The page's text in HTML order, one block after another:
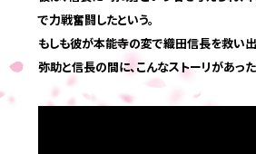
全国展開につ
よくある質
で力戦奮闘したという。
もしも彼が本能寺の変で織田信長を救い出
弥助と信長の間に、こんなストーリがあっ